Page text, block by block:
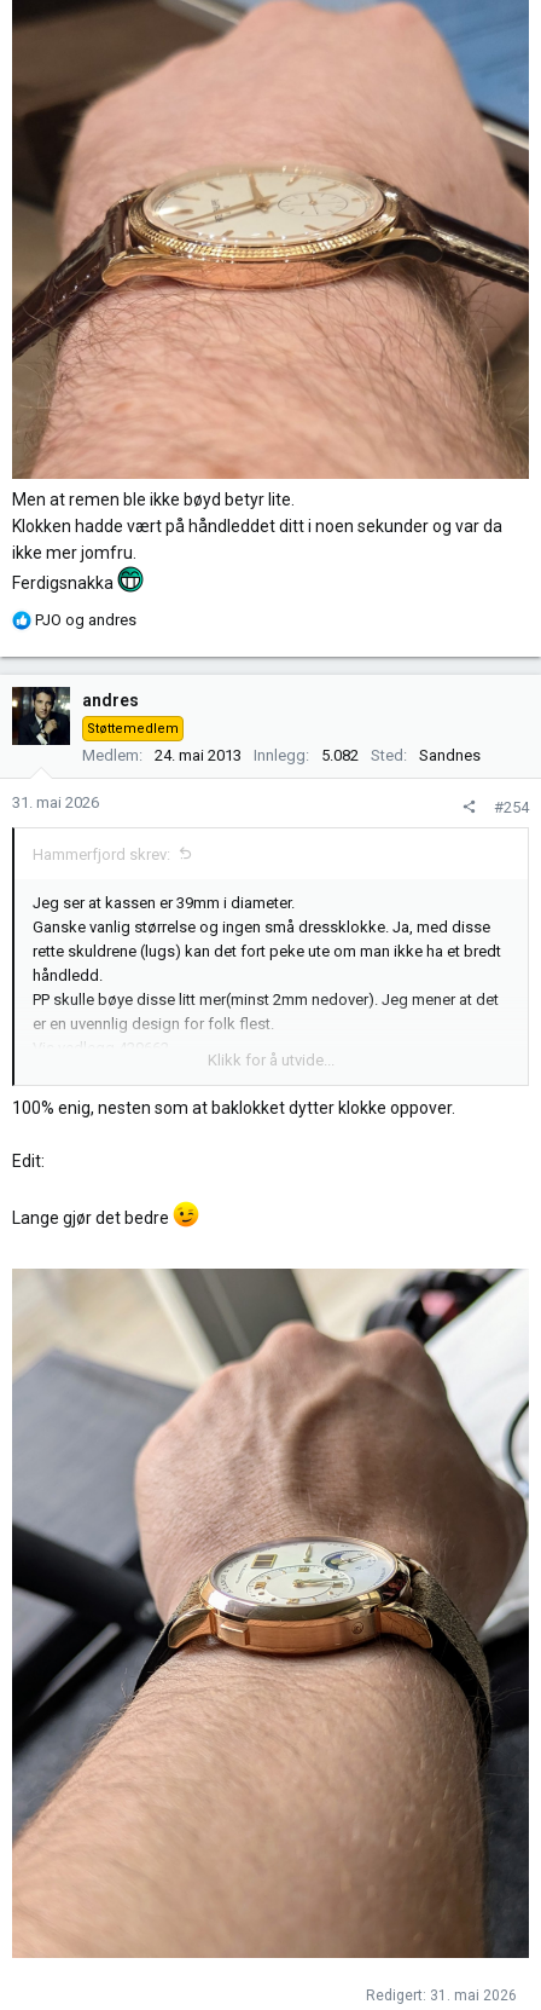
Men at remen ble ikke bøyd betyr lite.
Klokken hadde vært på håndleddet ditt i noen sekunder og var da
ikke mer jomfru.
Ferdigsnakka
R
k
s
j
e
:
PJO og andres
andres
Støttemedlem
Medlem 24. mai 2013 Innlegg 5.082 Sted Sandnes
31. mai 2026 #254
Hammerfjord skrev:
Jeg ser at kassen er 39mm i diameter.
Ganske vanlig størrelse og ingen små dressklokke. Ja, med disse
rette skuldrene (lugs) kan det fort peke ute om man ikke ha et bredt
håndledd.
PP skulle bøye disse litt mer(minst 2mm nedover). Jeg mener at det
er en uvennlig design for folk flest.
Vis vedlegg 429662
Klokken hadde vært på håndleddet ditt i noen sekunder og var da
ikke mer jomfru.
Ferdigsnakka
Klikk for å utvide...
100% enig, nesten som at baklokket dytter klokke oppover.
Edit:
Lange gjør det bedre
Redigert: 31. mai 2026